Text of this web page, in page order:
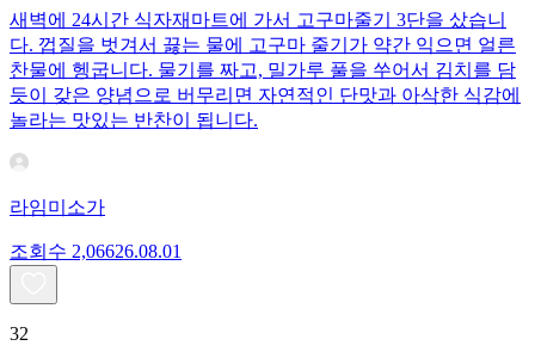
새벽에 24시간 식자재마트에 가서 고구마줄기 3단을 샀습니
다. 껍질을 벗겨서 끓는 물에 고구마 줄기가 약간 익으면 얼른
찬물에 헹굽니다. 물기를 짜고, 밀가루 풀을 쑤어서 김치를 담
듯이 갖은 양념으로 버무리면 자연적인 단맛과 아삭한 식감에
놀라는 맛있는 반찬이 됩니다.
라임미소가
조회수 2,06626.08.01
32